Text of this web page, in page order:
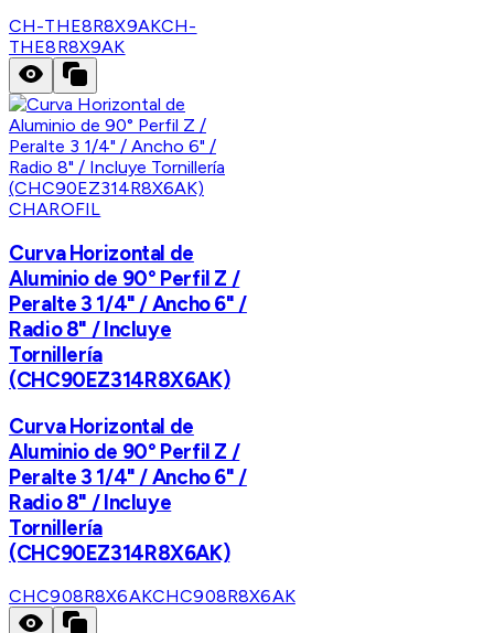
CH-THE8R8X9AKCH-
THE8R8X9AK
CHAROFIL
Curva Horizontal de
Aluminio de 90° Perfil Z /
Peralte 3 1/4" / Ancho 6" /
Radio 8" / Incluye
Tornillería
(CHC90EZ314R8X6AK)
Curva Horizontal de
Aluminio de 90° Perfil Z /
Peralte 3 1/4" / Ancho 6" /
Radio 8" / Incluye
Tornillería
(CHC90EZ314R8X6AK)
CHC908R8X6AKCHC908R8X6AK